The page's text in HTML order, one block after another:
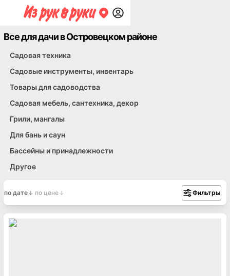
Все для дачи в Островецком районе
Садовая техника
Садовые инструменты, инвентарь
Товары для садоводства
Садовая мебель, сантехника, декор
Грили, мангалы
Для бань и саун
Бассейны и принадлежности
Другое
по дате по цене Фильтры